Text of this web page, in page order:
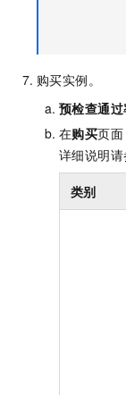
购买实例。
预检查通
在购买页
详细说明请
类别